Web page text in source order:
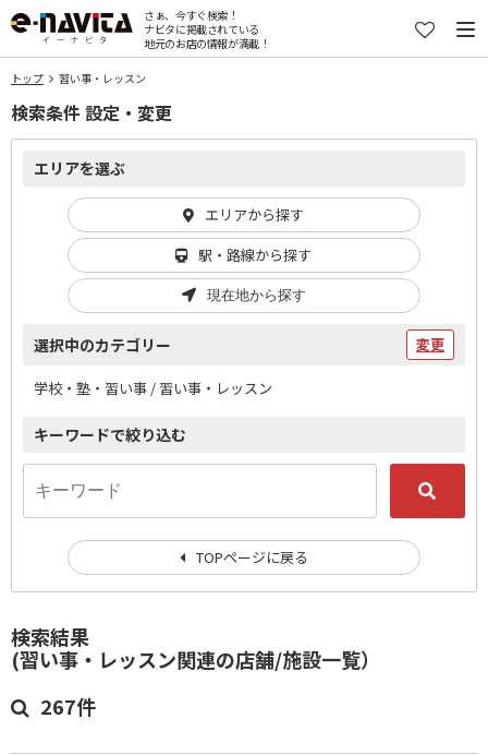
さぁ、今すぐ検索！
ナビタに掲載されている
地元のお店の情報が満載！
トップ 習い事・レッスン
検索結果
(習い事・レッスン関連の店舗/施設一覧）
267件
検索条件 設定・変更
エリアを選ぶ
エリアから探す
駅・路線から探す
現在地から探す
選択中のカテゴリー 変更
学校・塾・習い事 / 習い事・レッスン
キーワードで絞り込む
TOPページに戻る